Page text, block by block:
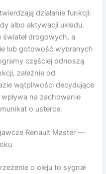
działanie funkcji:
albo aktywacji układu.
drogowych, a
lub gotowość wybranych
częściej odnoszą
zależnie od
wątpliwości decydujące
na zachowanie
o usterce.
Renault Master —
o oleju to sygnał